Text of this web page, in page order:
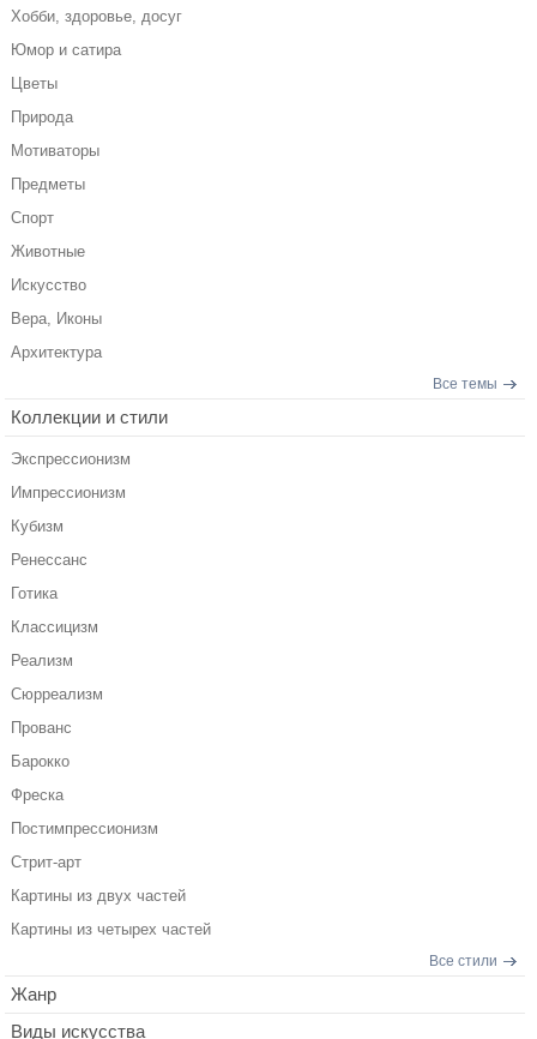
Хобби, здоровье, досуг
Юмор и сатира
Цветы
Природа
Мотиваторы
Предметы
Спорт
Животные
Искусство
Вера, Иконы
Архитектура
Все темы
Коллекции и стили
Экспрессионизм
Импрессионизм
Кубизм
Ренессанс
Готика
Классицизм
Реализм
Сюрреализм
Прованс
Барокко
Фреска
Постимпрессионизм
Стрит-арт
Картины из двух частей
Картины из четырех частей
Все стили
Жанр
Виды искусства